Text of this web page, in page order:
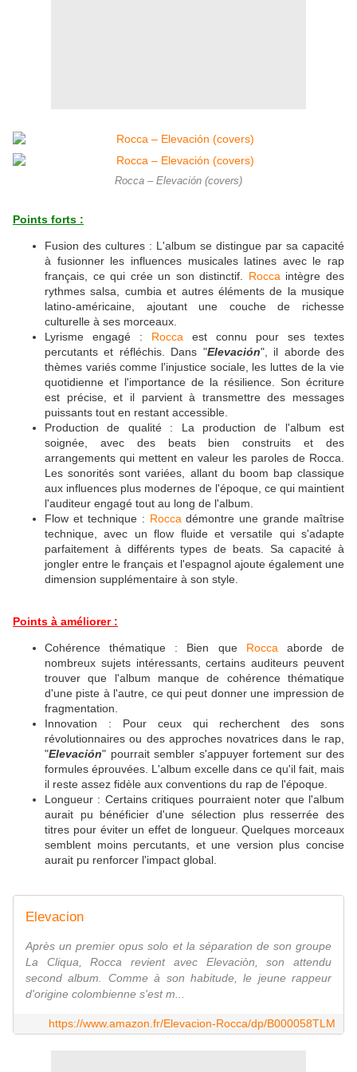
Rocca – Elevación (covers)
Points forts :
Fusion des cultures : L'album se distingue par sa capacité
à fusionner les influences musicales latines avec le rap
français, ce qui crée un son distinctif. Rocca intègre des
rythmes salsa, cumbia et autres éléments de la musique
latino-américaine, ajoutant une couche de richesse
culturelle à ses morceaux.
Lyrisme engagé : Rocca est connu pour ses textes
percutants et réfléchis. Dans "Elevación", il aborde des
thèmes variés comme l'injustice sociale, les luttes de la vie
quotidienne et l'importance de la résilience. Son écriture
est précise, et il parvient à transmettre des messages
puissants tout en restant accessible.
Production de qualité : La production de l'album est
soignée, avec des beats bien construits et des
arrangements qui mettent en valeur les paroles de Rocca.
Les sonorités sont variées, allant du boom bap classique
aux influences plus modernes de l'époque, ce qui maintient
l'auditeur engagé tout au long de l'album.
Flow et technique : Rocca démontre une grande maîtrise
technique, avec un flow fluide et versatile qui s'adapte
parfaitement à différents types de beats. Sa capacité à
jongler entre le français et l'espagnol ajoute également une
dimension supplémentaire à son style.
Points à améliorer :
Cohérence thématique : Bien que Rocca aborde de
nombreux sujets intéressants, certains auditeurs peuvent
trouver que l'album manque de cohérence thématique
d'une piste à l'autre, ce qui peut donner une impression de
fragmentation.
Innovation : Pour ceux qui recherchent des sons
révolutionnaires ou des approches novatrices dans le rap,
"Elevación" pourrait sembler s'appuyer fortement sur des
formules éprouvées. L'album excelle dans ce qu'il fait, mais
il reste assez fidèle aux conventions du rap de l'époque.
Longueur : Certains critiques pourraient noter que l'album
aurait pu bénéficier d'une sélection plus resserrée des
titres pour éviter un effet de longueur. Quelques morceaux
semblent moins percutants, et une version plus concise
aurait pu renforcer l'impact global.
Elevacion
Après un premier opus solo et la séparation de son groupe
La Cliqua, Rocca revient avec Elevaciòn, son attendu
second album. Comme à son habitude, le jeune rappeur
d'origine colombienne s'est m...
https://www.amazon.fr/Elevacion-Rocca/dp/B000058TLM